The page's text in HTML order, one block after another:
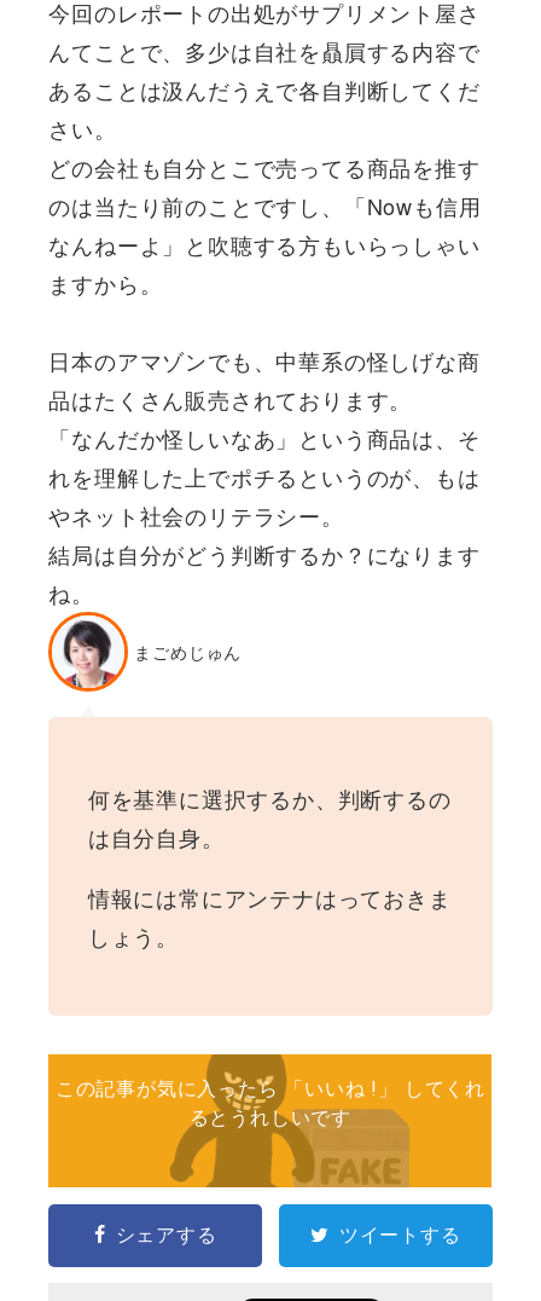
今回のレポートの出処がサプリメント屋さ
んてことで、多少は自社を贔屓する内容で
あることは汲んだうえで各自判断してくだ
さい。
どの会社も自分とこで売ってる商品を推す
のは当たり前のことですし、「Nowも信用
なんねーよ」と吹聴する方もいらっしゃい
ますから。
日本のアマゾンでも、中華系の怪しげな商
品はたくさん販売されております。
「なんだか怪しいなあ」という商品は、そ
れを理解した上でポチるというのが、もは
やネット社会のリテラシー。
結局は自分がどう判断するか？になります
ね。
まごめじゅん
何を基準に選択するか、判断するの
は自分自身。
情報には常にアンテナはっておきま
しょう。
この記事が気に入ったら 「いいね !」 してくれ
るとうれしいです
シェアする ツイートする